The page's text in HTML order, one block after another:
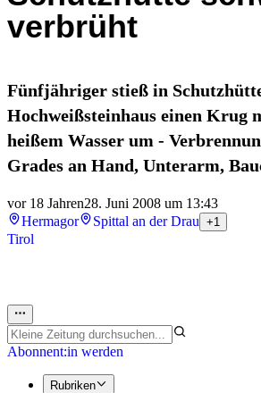
verbrüht
Fünfjähriger stieß in
Hochweißsteinhaus einen Krug
heißem Wasser um -
Grades an Hand, Unterarm,
vor 18 Jahren28. Juni 2008 um 13:43
Hermagor
Spittal an der Drau +1
Tirol
Abonnent:in werden
Rubriken